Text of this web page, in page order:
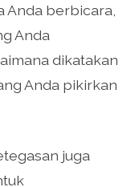
Anda berbicara,
Anda
dikatakan
Anda pikirkan
juga